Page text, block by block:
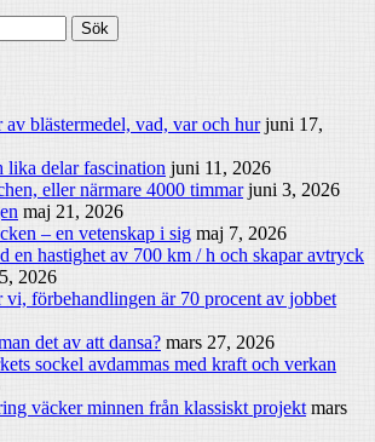
av blästermedel, vad, var och hur juni 17,
lika delar fascination juni 11, 2026
eller närmare 4000 timmar juni 3, 2026
maj 21, 2026
– en vetenskap i sig maj 7, 2026
en hastighet av 700 km / h och skapar avtryck
2026
vi, förbehandlingen är 70 procent av jobbet
det av att dansa? mars 27, 2026
sockel avdammas med kraft och verkan
väcker minnen från klassiskt projekt mars